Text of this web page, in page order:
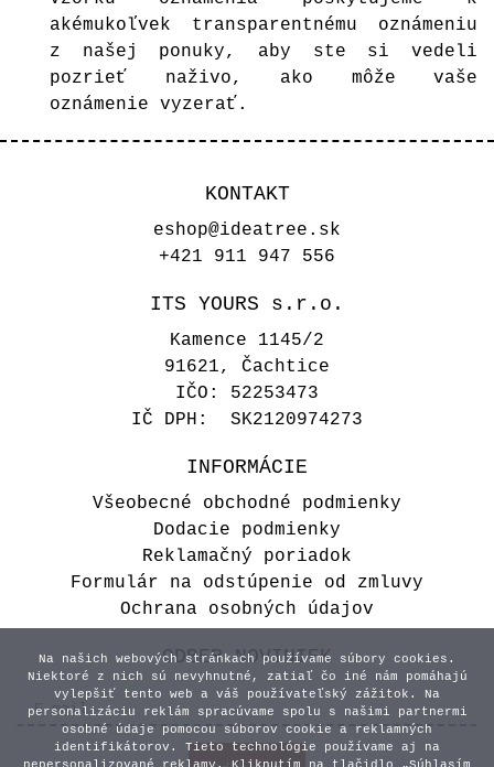
akémukoľvek transparentnému oznámeniu
z našej ponuky,
aby ste si vedeli
pozrieť naživo, ako môže vaše
oznámenie vyzerať.
KONTAKT
eshop@ideatree.sk
+421 911 947 556
ITS YOURS s.r.o.
Kamence 1145/2
91621, Čachtice
IČO: 52253473
IČ DPH: SK2120974273
INFORMÁCIE
Všeobecné obchodné podmienky
Dodacie podmienky
Reklamačný poriadok
Formulár na odstúpenie od zmluvy
Ochrana osobných údajov
ODBER NOVINIEK
Na našich webových stránkach používame súbory cookies.
Niektoré z nich sú nevyhnutné, zatiaľ čo iné nám pomáhajú
vylepšiť tento web a váš používateľský zážitok. Na
personalizáciu reklám spracúvame spolu s našimi partnermi
osobné údaje pomocou súborov cookie a reklamných
identifikátorov. Tieto technológie používame aj na